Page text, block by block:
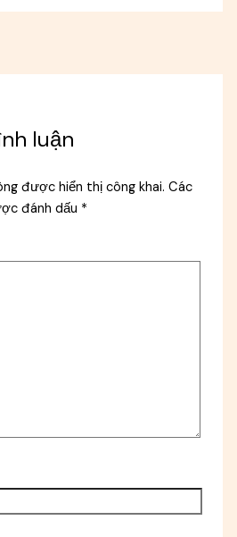
luận
được hiển thị công khai. Các
đánh dấu *